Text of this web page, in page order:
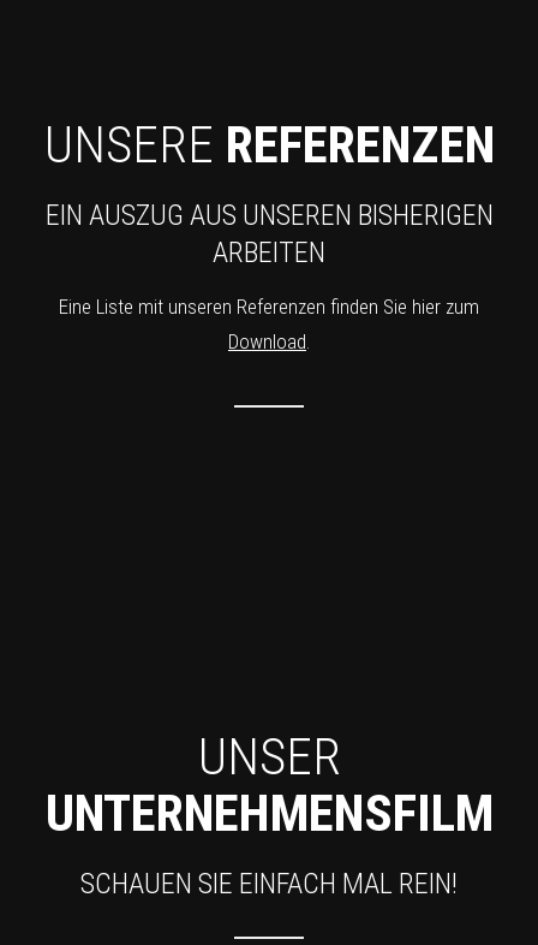
UNSERE REFERENZEN
EIN AUSZUG AUS UNSEREN BISHERIGEN
ARBEITEN
Eine Liste mit unseren Referenzen finden Sie hier zum
Download
UNSER
UNTERNEHMENSFILM
SCHAUEN SIE EINFACH MAL REIN!